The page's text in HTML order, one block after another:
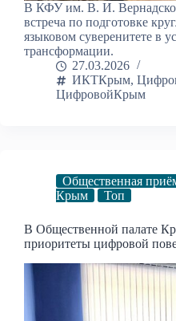
В КФУ им. В. И.
встреча по подготовке
языковом суверенитете в
трансформации.
27.03.2026
ИКТКрым,
ЦифровойКрым
Общественная
Крым
Топ
В Общественной палате
приоритеты цифровой